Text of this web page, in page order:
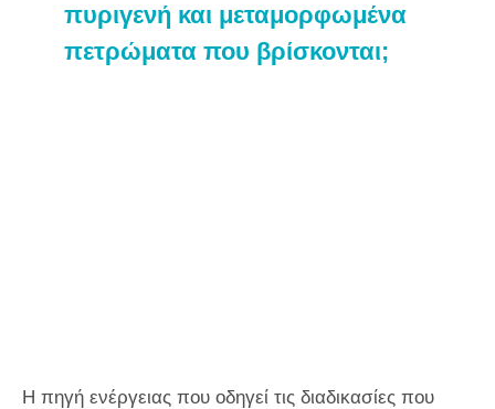
πυριγενή και μεταμορφωμένα
πετρώματα που βρίσκονται;
Η πηγή ενέργειας που οδηγεί τις διαδικασίες που